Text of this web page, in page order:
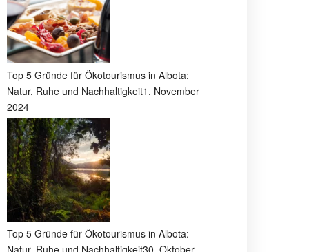
Top 5 Gründe für Ökotourismus in Albota:
Natur, Ruhe und Nachhaltigkeit1. November
2024
Top 5 Gründe für Ökotourismus in Albota:
Natur, Ruhe und Nachhaltigkeit30. Oktober